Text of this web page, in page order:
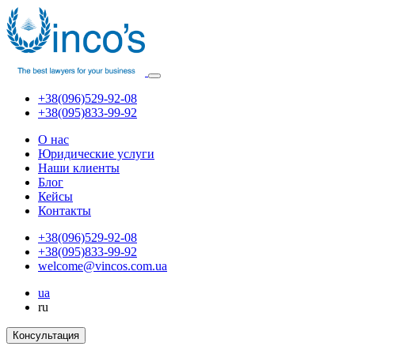
+38(096)529-92-08
+38(095)833-99-92
О нас
Юридические услуги
Наши клиенты
Блог
Кейсы
Контакты
+38(096)529-92-08
+38(095)833-99-92
welcome@vincos.com.ua
ua
ru
Консультация